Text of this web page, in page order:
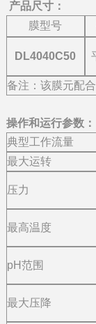
产品尺寸：
膜型号
DL4040C50
备注：该膜元配
操作和运行参数：
典型工作流量
最大运转
压力
最高温度
pH范围
最大压降